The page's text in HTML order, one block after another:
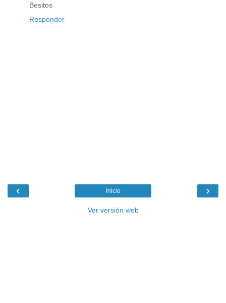
Besitos
Responder
‹ ›
Inicio
Ver versión web